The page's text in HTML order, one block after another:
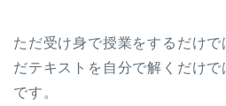
ただ受け身で授業をするだけ
だテキストを自分で解くだけ
です。